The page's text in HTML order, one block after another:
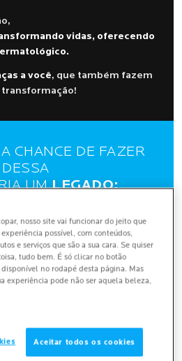
nosso site vai funcionar do jeito que
possível, com conteúdos,
e serviços que são a sua cara. Se quiser
tudo bem. É só clicar no botão
no rodapé desta página. Mas
experiência pode não ser aquela beleza,
Aceitar todos os cookies